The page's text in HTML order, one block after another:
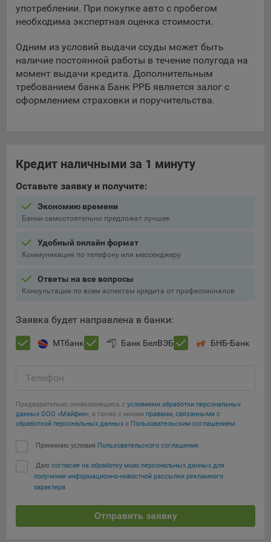
Подобные функции улучшают условия работы
пользователей с сайтом.
9.3. Файлы cookie предпочтений, например, для настройки
контента. Данные файлы cookie собирают информацию о
выборе пользователя на сайте и его предпочтениях и
позволяют Обществу «запомнить» информацию о
выбранном пользователем городе и других местных
настройках для того, чтобы соответствующим образом
собирают информацию о том, как пользователь
улучшения.
Аналитические файлы cookie показывают, какие страницы
выявлять трудности, возникающие при использовании
сайта, а также позволяют оценить эффективность
составить представление о тенденциях использования
сайта в целом. Общество использует информацию для
9.5. Файлы cookie, применяемые для определения целевой
аудитории и в рекламных целях, например Яндекс.Метрика,
Google Analytics.
Технические/Функциональные, хранятся не более года;
платформ «Google Analytics», «Яндекс.Метрика»
(статистические), установлены на сервере Общества и не
время пользования сайтом;
Остальные - не более года.
Отключение аналитических файлов cookie не позволяет
наиболее и наименее популярные страницы и принимать
меры по совершенствованию работы сайта исходя из
Сохранить мои изменения
Сохранить по умолчанию
употреблении. При покупке авто с пробегом
необходима экспертная оценка стоимости.
Одним из условий выдачи ссуды может быть
наличие постоянной работы в течение полугода на
момент выдачи кредита. Дополнительным
требованием банка Банк РРБ является залог с
оформлением страховки и поручительства.
Кредит наличными за 1 минуту
Оставьте заявку и получите:
Экономию времени
Банки самостоятельно предложат лучшее
Удобный онлайн формат
Коммуникация по телефону или мессенджеру
Ответы на все вопросы
Консультация по всем аспектам кредита от профессионалов
Заявка будет направлена в банки:
МТбанк Банк БелВЭБ БНБ-Банк
Телефон
Предварительно ознакомившись с условиями обработки персональных
данных ООО «Майфин», а также с моими правами, связанными с
обработкой персональных данных и Пользовательским соглашением:
Принимаю условия Пользовательского соглашения
Даю согласие на обработку моих персональных данных для
получения информационно-новостной рассылки рекламного
характера
Отправить заявку